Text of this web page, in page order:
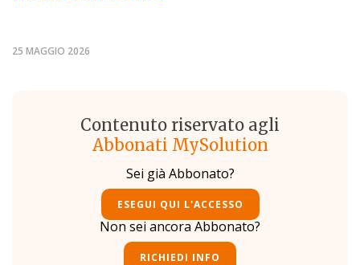
25 MAGGIO 2026
Contenuto riservato agli
Abbonati MySolution
Sei già Abbonato?
ESEGUI QUI L'ACCESSO
Non sei ancora Abbonato?
RICHIEDI INFO